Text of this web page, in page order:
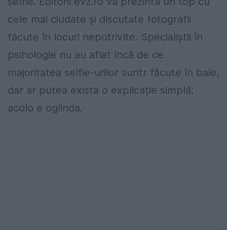
cele mai ciudate și discutate fotografii
făcute în locuri nepotrivite. Specialiștii în
psihologie nu au aflat încă de ce
majoritatea selfie-urilor suntr făcute în baie,
dar ar putea exista o explicație simplă:
acolo e oglinda.